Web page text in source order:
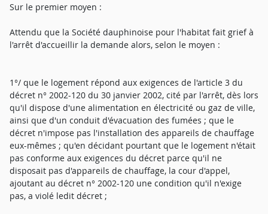
Sur le premier moyen :
Attendu que la Société dauphinoise pour l'habitat fait grief à
l'arrêt d'accueillir la demande alors, selon le moyen :
1°/ que le logement répond aux exigences de l'article 3 du
décret n° 2002-120 du 30 janvier 2002, cité par l'arrêt, dès lors
qu'il dispose d'une alimentation en électricité ou gaz de ville,
ainsi que d'un conduit d'évacuation des fumées ; que le
décret n'impose pas l'installation des appareils de chauffage
eux-mêmes ; qu'en décidant pourtant que le logement n'était
pas conforme aux exigences du décret parce qu'il ne
disposait pas d'appareils de chauffage, la cour d'appel,
ajoutant au décret n° 2002-120 une condition qu'il n'exige
pas, a violé ledit décret ;